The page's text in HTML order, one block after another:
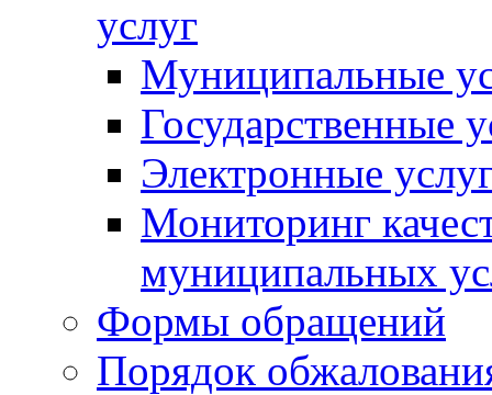
услуг
Муниципальные
Государственные
Электронные
Мониторинг
муниципальных
Формы обращений
Порядок